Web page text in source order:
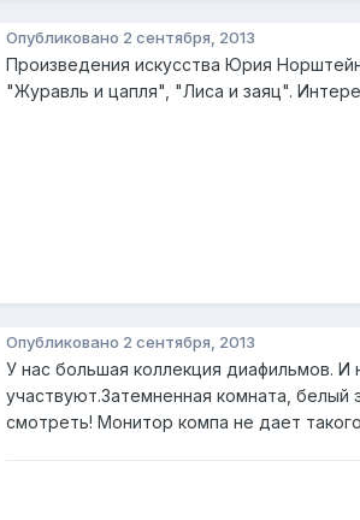
Опубликовано 2 сентября, 2013
Произведения искусства Юрия
"Журавль и цапля", "Лиса и заяц".
Опубликовано 2 сентября, 2013
У нас большая коллекция диафильмов.
участвуют.Затемненная комната, белый
смотреть! Монитор компа не дает